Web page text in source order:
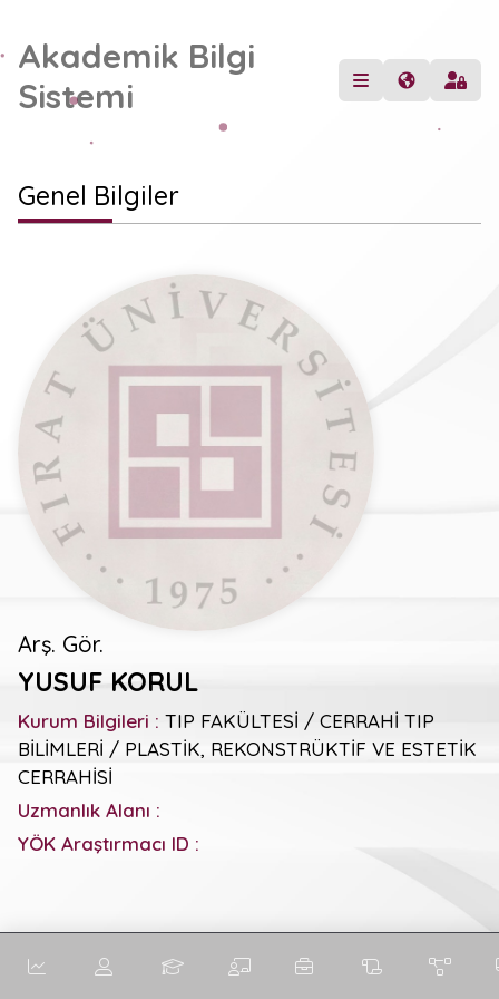
Akademik Bilgi
Sistemi
Genel Bilgiler
Arş. Gör.
YUSUF KORUL
Kurum Bilgileri : TIP FAKÜLTESİ / CERRAHİ TIP
BİLİMLERİ / PLASTİK, REKONSTRÜKTİF VE ESTETİK
CERRAHİSİ
Uzmanlık Alanı :
YÖK Araştırmacı ID :